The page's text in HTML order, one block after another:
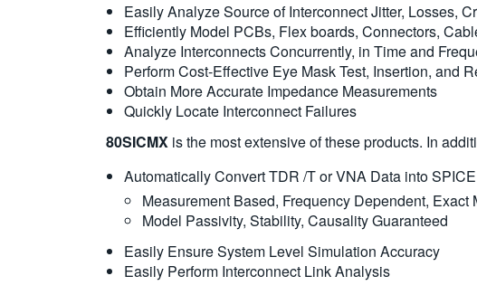
Easily Analyze Source of Interconnect Jitter, Losses,
Efficiently Model PCBs, Flex boards, Connectors,
Analyze Interconnects Concurrently, in Time and
Perform Cost-Effective Eye Mask Test, Insertion, and
Obtain More Accurate Impedance Measurements
Quickly Locate Interconnect Failures
80SICMX is the most extensive of these products. In
Automatically Convert TDR /T or VNA Data into
Measurement Based, Frequency Dependent, Exact
Model Passivity, Stability, Causality Guaranteed
Easily Ensure System Level Simulation Accuracy
Easily Perform Interconnect Link Analysis